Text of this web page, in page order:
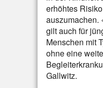
erhöhtes Risiko
auszumachen.
gilt auch für
Menschen mit
ohne eine
Gallwitz.